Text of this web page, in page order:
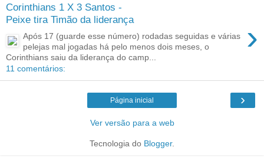
Corinthians 1 X 3 Santos -
Peixe tira Timão da liderança
›
Após 17 (guarde esse número) rodadas seguidas e várias
pelejas mal jogadas há pelo menos dois meses, o
Corinthians saiu da liderança do camp...
11 comentários:
›
Página inicial
Ver versão para a web
Tecnologia do Blogger.